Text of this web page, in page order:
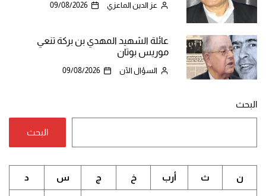
عز الدين الماعزي 09/08/2026
عائلة الشهيد المهدي بن بركة تنعي
موريس بوتان
السؤال الآن 09/08/2026
البحث
البحث
ن ث أرب خ ج س د